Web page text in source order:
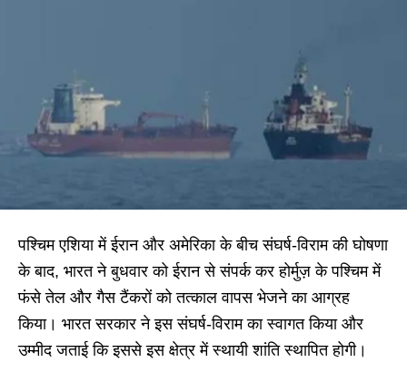
पश्चिम एशिया में ईरान और अमेरिका के बीच संघर्ष-विराम की घोषणा
के बाद, भारत ने बुधवार को ईरान से संपर्क कर होर्मुज़ के पश्चिम में
फंसे तेल और गैस टैंकरों को तत्काल वापस भेजने का आग्रह
किया। भारत सरकार ने इस संघर्ष-विराम का स्वागत किया और
उम्मीद जताई कि इससे इस क्षेत्र में स्थायी शांति स्थापित होगी।